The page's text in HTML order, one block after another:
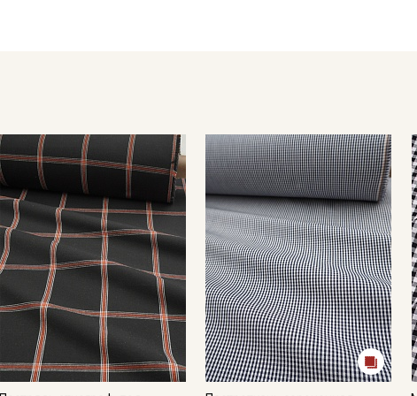
- мокрая профессиональная чистка
Обратите внимание: цветопередача на
настроек вашего монитора и номера партии.
ткани или связаться с менеджером для
Внимание! На ткани могут встречаться
другого цвета, ширина ткани (±2см). Для
вырезаем. Просим учитывать это при заказе.